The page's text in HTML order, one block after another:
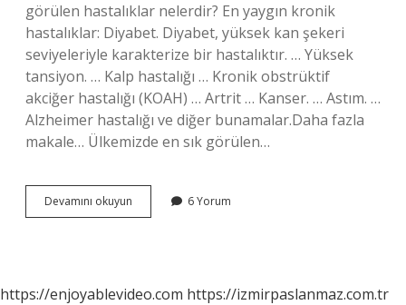
görülen hastalıklar nelerdir? En yaygın kronik
hastalıklar: Diyabet. Diyabet, yüksek kan şekeri
seviyeleriyle karakterize bir hastalıktır. … Yüksek
tansiyon. … Kalp hastalığı … Kronik obstrüktif
akciğer hastalığı (KOAH) … Artrit … Kanser. … Astım. …
Alzheimer hastalığı ve diğer bunamalar.Daha fazla
makale… Ülkemizde en sık görülen…
Devamını okuyun Ülkemizde
Sık
6 Yorum
https://enjoyablevideo.com https://izmirpaslanmaz.com.tr